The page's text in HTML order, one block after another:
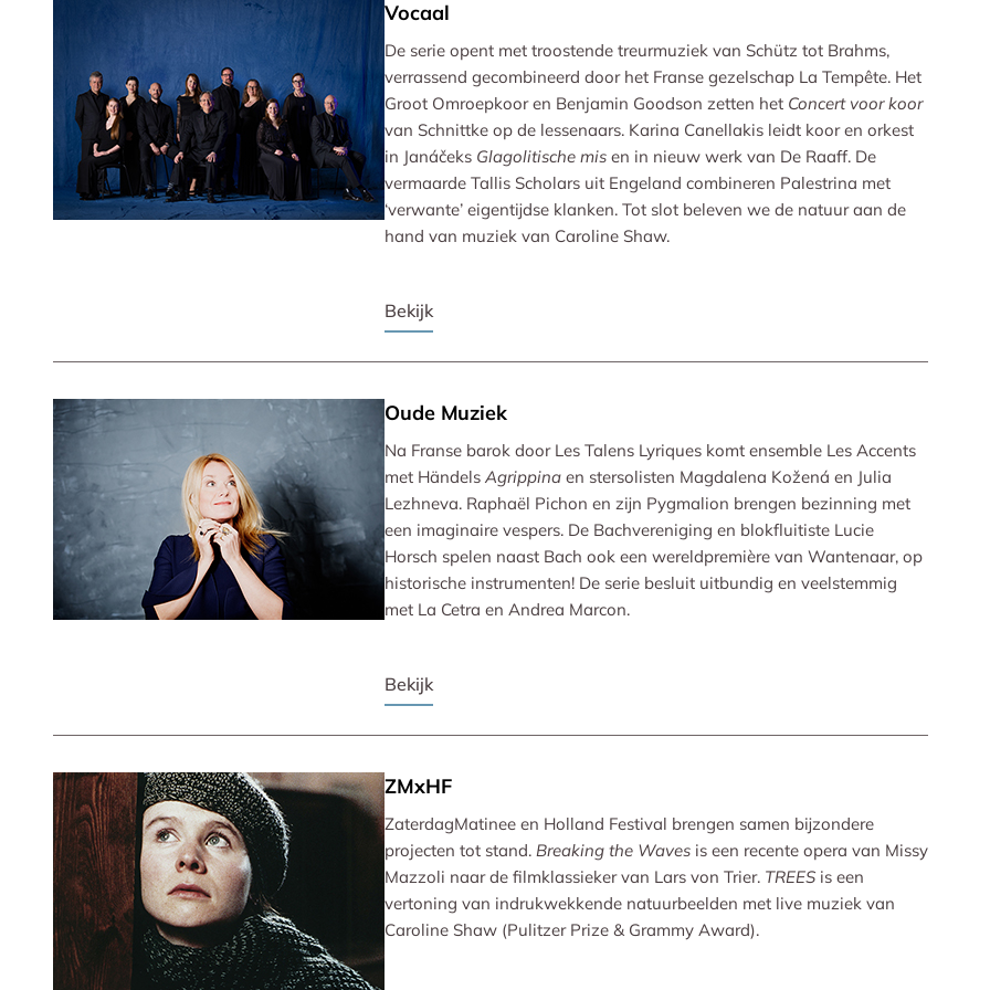
Vocaal
De serie opent met troostende treurmuziek van Schütz tot Brahms,
verrassend gecombineerd door het Franse gezelschap La Tempête. Het
Groot Omroepkoor en Benjamin Goodson zetten het Concert voor koor
van Schnittke op de lessenaars. Karina Canellakis leidt koor en orkest
in Janáčeks Glagolitische mis en in nieuw werk van De Raaff. De
vermaarde Tallis Scholars uit Engeland combineren Palestrina met
‘verwante’ eigentijdse klanken. Tot slot beleven we de natuur aan de
hand van muziek van Caroline Shaw.
Bekijk
Oude Muziek
Na Franse barok door Les Talens Lyriques komt ensemble Les Accents
met Händels Agrippina en stersolisten Magdalena Kožená en Julia
Lezhneva. Raphaël Pichon en zijn Pygmalion brengen bezinning met
een imaginaire vespers. De Bachvereniging en blokfluitiste Lucie
Horsch spelen naast Bach ook een wereldpremière van Wantenaar, op
historische instrumenten! De serie besluit uitbundig en veelstemmig
met La Cetra en Andrea Marcon.
Bekijk
ZMxHF
ZaterdagMatinee en Holland Festival brengen samen bijzondere
projecten tot stand. Breaking the Waves is een recente opera van Missy
Mazzoli naar de filmklassieker van Lars von Trier. TREES is een
vertoning van indrukwekkende natuurbeelden met live muziek van
Caroline Shaw (Pulitzer Prize & Grammy Award).